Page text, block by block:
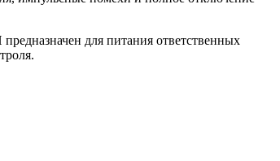
для питания ответственных